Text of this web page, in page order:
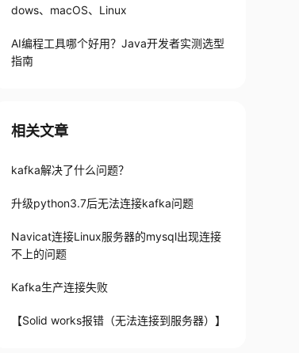
dows、macOS、Linux
AI编程工具哪个好用？Java开发者实测选型
指南
相关文章
kafka解决了什么问题？
升级python3.7后无法连接kafka问题
Navicat连接Linux服务器的mysql出现连接
不上的问题
Kafka生产连接失败
【Solid works报错（无法连接到服务器）】